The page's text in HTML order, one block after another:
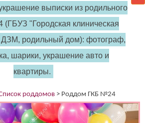
только если на устройстве установлен указанный
выписки из родильного
"Городская клиническая
родильный дом): фотограф,
шарики, украшение авто и
квартиры.
роддомов > Роддом ГКБ №24